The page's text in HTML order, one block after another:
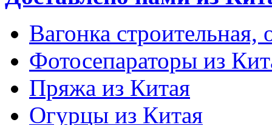
Вагонка строительная,
Фотосепараторы из
Пряжа из Китая
Огурцы из Китая